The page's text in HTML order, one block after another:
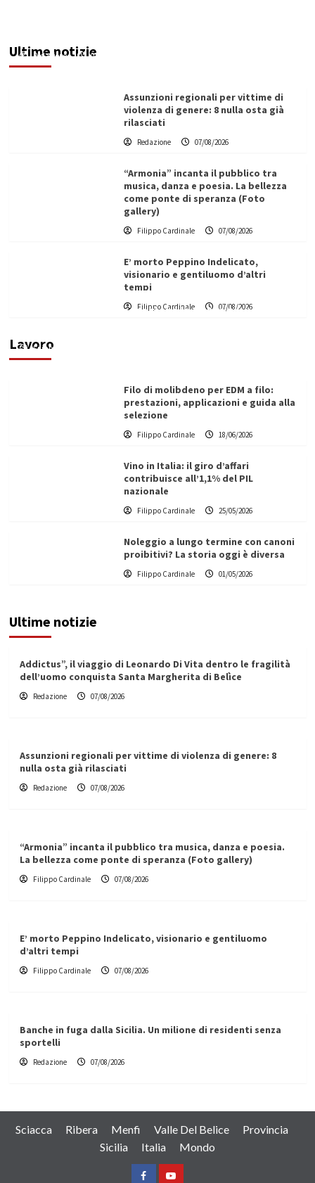
Ultime notizie
Redazione 07/08/2026
Assunzioni regionali per vittime di
violenza di genere: 8 nulla osta già
rilasciati
Redazione 07/08/2026
“Armonia” incanta il pubblico tra
musica, danza e poesia. La bellezza
come ponte di speranza (Foto
gallery)
Filippo Cardinale 07/08/2026
E’ morto Peppino Indelicato,
visionario e gentiluomo d’altri
tempi
Filippo Cardinale 07/08/2026
Lavoro
L’ingegnere saccense Buscarnera partner chiave
di un progetto transnazionale per la transizione
Filippo Cardinale
Filo di molibdeno per EDM a filo:
prestazioni, applicazioni e guida alla
selezione
Filippo Cardinale 18/06/2026
Vino in Italia: il giro d’affari
contribuisce all’1,1% del PIL
nazionale
Filippo Cardinale 25/05/2026
Noleggio a lungo termine con canoni
proibitivi? La storia oggi è diversa
Filippo Cardinale 01/05/2026
Ultime notizie
Addictus”, il viaggio di Leonardo Di Vita dentro le fragilità
dell’uomo conquista Santa Margherita di Belìce
Redazione 07/08/2026
Assunzioni regionali per vittime di violenza di genere: 8
nulla osta già rilasciati
Redazione 07/08/2026
“Armonia” incanta il pubblico tra musica, danza e poesia.
La bellezza come ponte di speranza (Foto gallery)
Filippo Cardinale 07/08/2026
E’ morto Peppino Indelicato, visionario e gentiluomo
d’altri tempi
Filippo Cardinale 07/08/2026
Banche in fuga dalla Sicilia. Un milione di residenti senza
sportelli
Redazione 07/08/2026
Sciacca Ribera Menfi Valle Del Belice
Provincia
Sicilia
Italia Mondo